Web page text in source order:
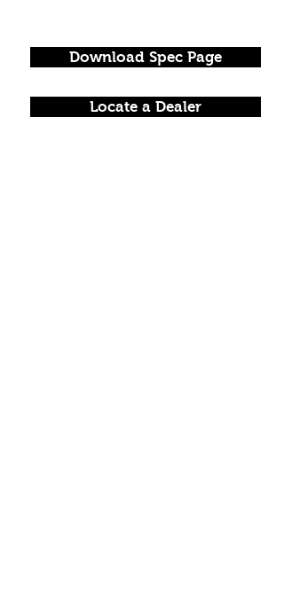
Download Spec Page
Locate a Dealer